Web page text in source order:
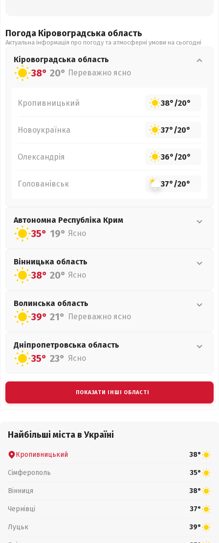
Погода Кіровоградська область
Актуальна інформація про погоду та атмосферні умови на сьогодні
Кіровоградська область
38° 20° Переважно ясно
Кропивницький 38°/20°
Новоукраїнка 37°/20°
Олександрія 36°/20°
Голованівськ 37°/20°
Автономна Республіка Крим
35° 19° Ясно
Вінницька область
38° 20° Ясно
Волинська область
39° 21° Переважно ясно
Дніпропетровська область
35° 23° Ясно
ПОКАЗАТИ ІНШІ ОБЛАСТІ
Найбільші міста в Україні
Кропивницький 38°
Сімферополь 35°
Вінниця 38°
Чернівці 37°
Луцьк 39°